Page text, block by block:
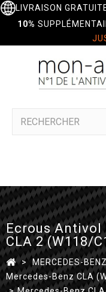
LIVRAISON
10%
Ecrous Antivol
CLA 2 (W118/
> MERCEDES-
Mercedes-Benz CLA